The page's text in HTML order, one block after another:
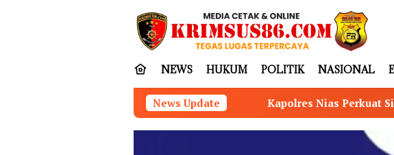
NEWS HUKUM POLITIK NASIONAL
News Update
Kapolres Nias Perkuat Sinergitas Bersama